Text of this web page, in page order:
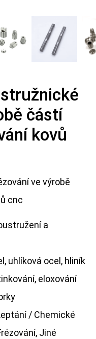
částí
kovů
ve výrobě
cnc
a
uhlíková ocel, hliník
eloxování
/ Chemické
Jiné